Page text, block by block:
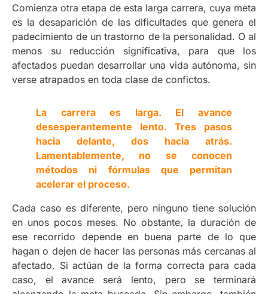
Comienza otra etapa de esta larga carrera, cuya meta
es la desaparición de las dificultades que genera el
padecimiento de un trastorno de la personalidad. O al
menos su reducción significativa, para que los
afectados puedan desarrollar una vida autónoma, sin
verse atrapados en toda clase de confictos.
La carrera es larga. El avance
desesperantemente lento. Tres pasos
hacia delante, dos hacia atrás.
Lamentablemente, no se conocen
métodos ni fórmulas que permitan
acelerar el proceso.
Cada caso es diferente, pero ninguno tiene solución
en unos pocos meses. No obstante, la duración de
ese recorrido depende en buena parte de lo que
hagan o dejen de hacer las personas más cercanas al
afectado. Si actúan de la forma correcta para cada
caso, el avance será lento, pero se terminará